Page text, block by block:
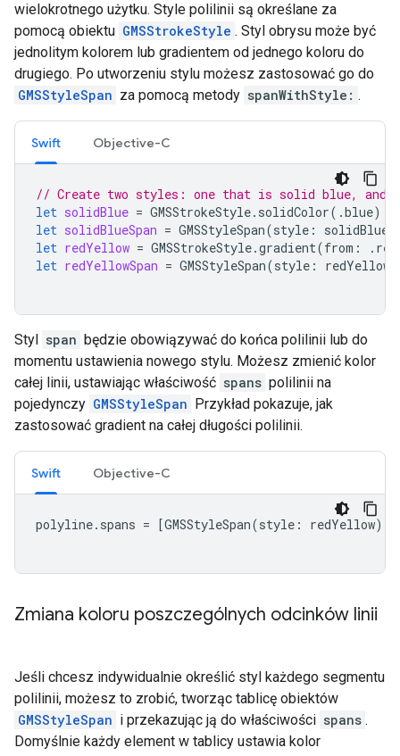
wielokrotnego użytku. Style polilinii są określane za
pomocą obiektu GMSStrokeStyle . Styl obrysu może być
jednolitym kolorem lub gradientem od jednego koloru do
drugiego. Po utworzeniu stylu możesz zastosować go do
GMSStyleSpan za pomocą metody spanWithStyle: .
Swift Objective-C
// Create two styles: one that is solid blue, and
let solidBlue = GMSStrokeStyle. solidColor(.blue)
let solidBlueSpan = GMSStyleSpan(style : solidBlue
let redYellow = GMSStrokeStyle.gradient(from : . red
let redYellowSpan = GMSStyleSpan(style : redYellow
Styl span będzie obowiązywać do końca polilinii lub do
momentu ustawienia nowego stylu. Możesz zmienić kolor
całej linii, ustawiając właściwość spans polilinii na
pojedynczy GMSStyleSpan
Przykład pokazuje, jak
zastosować gradient na całej długości polilinii.
Swift Objective-C
polyline. spans = [GMSStyleSpan(style : redYellow)]
Zmiana koloru poszczególnych odcinków linii
Jeśli chcesz indywidualnie określić styl każdego segmentu
polilinii, możesz to zrobić, tworząc tablicę obiektów
GMSStyleSpan i przekazując ją do właściwości spans .
Domyślnie każdy element w tablicy ustawia kolor